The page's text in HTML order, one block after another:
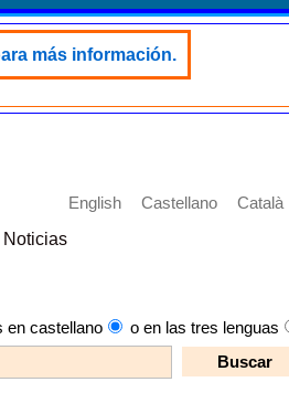
más información.
English Castellano
Català
Noticias
en castellano o en las tres lenguas